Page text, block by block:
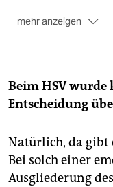
mehr anzeigen
einer Aktion auf
aufmerksam
anreisen, die
Beim HSV
Entscheidung
Natürlich, da gibt
Bei solch einer
Ausgliederung